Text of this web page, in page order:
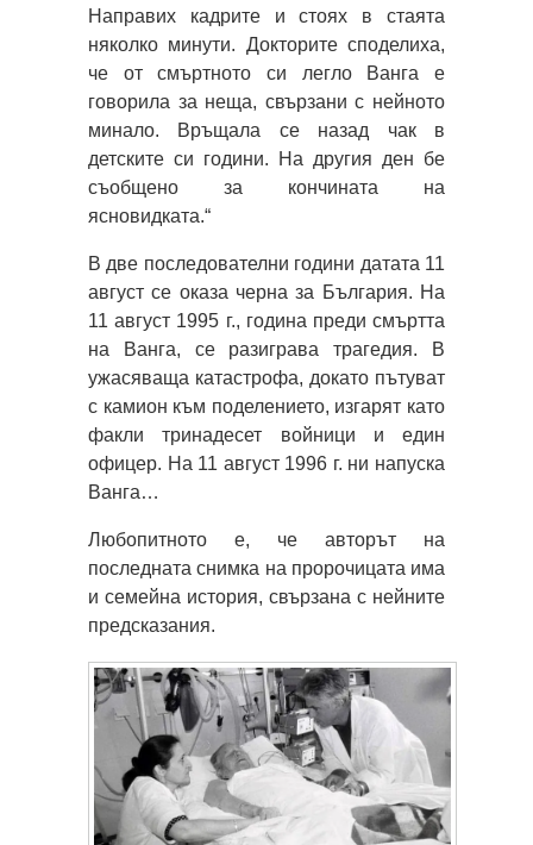
Направих кадрите и стоях в стаята
няколко минути. Докторите споделиха,
че от смъртното си легло Ванга е
говорила за неща, свързани с нейното
минало. Връщала се назад чак в
детските си години. На другия ден бе
съобщено за кончината на
ясновидката.“
В две последователни години датата 11
август се оказа черна за България. На
11 август 1995 г., година преди смъртта
на Ванга, се разиграва трагедия. В
ужасяваща катастрофа, докато пътуват
с камион към поделението, изгарят като
факли тринадесет войници и един
офицер. На 11 август 1996 г. ни напуска
Ванга…
Любопитното е, че авторът на
последната снимка на пророчицата има
и семейна история, свързана с нейните
предсказания.